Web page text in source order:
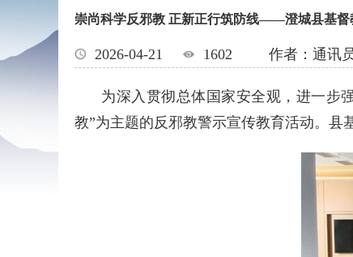
崇尚科学反邪教 正新正行筑防线——澄城县基督
2026-04-21 1602 作者：通讯
为深入贯彻总体国家安全观，进一步强
教”为主题的反邪教警示宣传教育活动。县